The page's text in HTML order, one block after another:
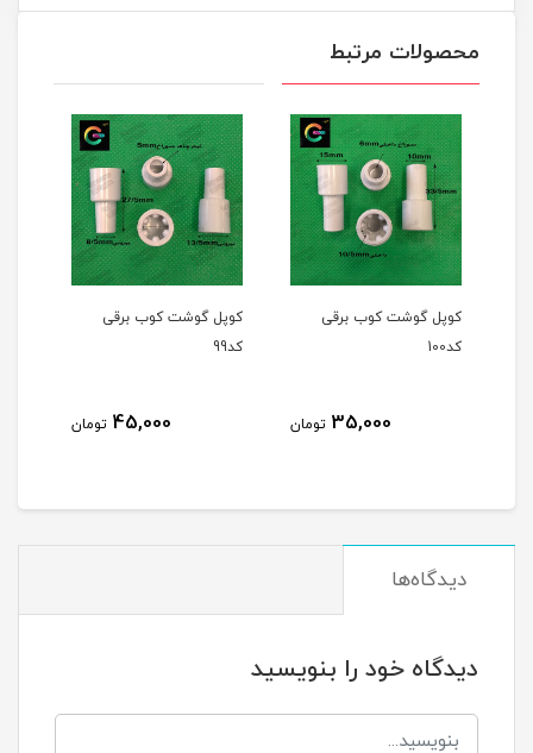
محصولات مرتبط
کوپل گوشت کوب برقی
کد100
35,000 تومان
کوپل گوشت کوب برقی
کد99
45,000 تومان
دیدگاه‌ها
دیدگاه خود را بنویسید